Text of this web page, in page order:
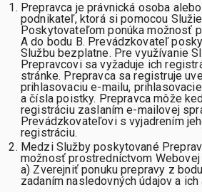
Prepravca je právnická osoba
podnikateľ, ktorá si pomocou
Poskytovateľom ponúka možnosť
A do bodu B. Prevádzkovateľ
Službu bezplatne. Pre využívanie
Prepravcovi sa vyžaduje ich
stránke. Prepravca sa registruje
prihlasovaciu e-mailu,
a čísla poistky. Prepravca môže
registráciu zaslaním e-mailovej
Prevádzkovateľovi s vyjadrením
registráciu.
Medzi Služby poskytované
možnosť prostredníctvom Webovej
a) Zverejniť ponuku prepravy z
zadaním nasledovných údajov a